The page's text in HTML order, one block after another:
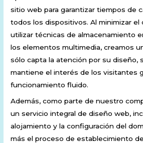
sitio web para garantizar tiempos de
todos los dispositivos. Al minimizar el
utilizar técnicas de almacenamiento
los elementos multimedia, creamos
sólo capta la atención por su diseño,
mantiene el interés de los visitantes
funcionamiento fluido.
Además, como parte de nuestro
un servicio integral de diseño web,
alojamiento y la configuración del
más el proceso de establecimiento